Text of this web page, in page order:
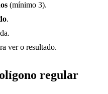
(mínimo 3).
.
ver o resultado.
regular